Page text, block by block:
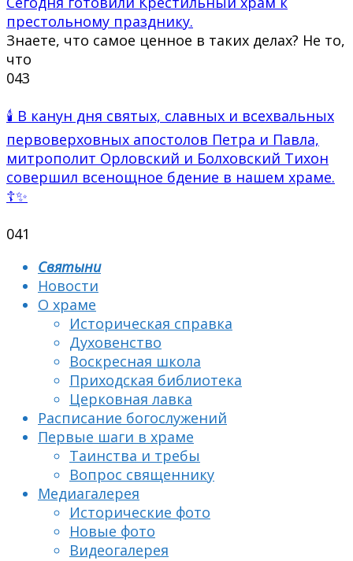
престольному празднику.
Знаете, что самое ценное в таких делах? Не то,
что
043
🕯 В канун дня святых, славных и всехвальных
первоверховных апостолов Петра и Павла,
митрополит Орловский и Болховский Тихон
совершил всенощное бдение в нашем храме.
☦✨
041
Святыни
Новости
О храме
Историческая справка
Духовенство
Воскресная школа
Приходская библиотека
Церковная лавка
Расписание богослужений
Первые шаги в храме
Таинства и требы
Вопрос священнику
Медиагалерея
Исторические фото
Новые фото
Видеогалерея